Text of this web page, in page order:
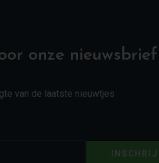
onze nieuwsbrief
van de laatste nieuwtjes